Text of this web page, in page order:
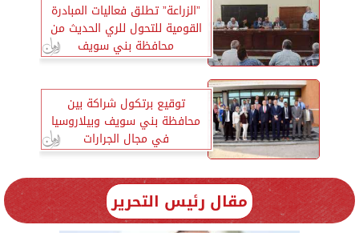
”الزراعة” تطلق فعاليات المبادرة
القومية للتحول للري الحديث من
محافظة بني سويف
توقيع برتكول شراكة بين
محافظة بني سويف وبيلاروسيا
في مجال الجرارات
مقال رئيس التحرير